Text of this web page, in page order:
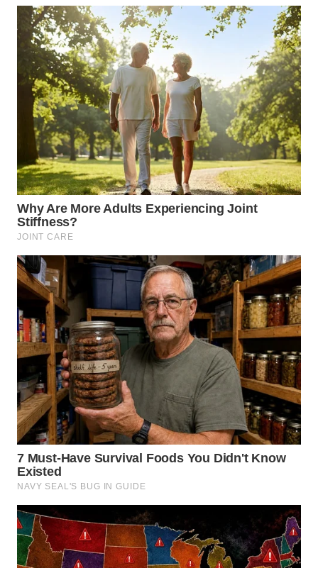
TAPANULI
SELATAN
WN
TANJUNG
LESUNG
WN
KARO
WN
SIMALUNGUN
WN
LABUHANBATU
WN
TAPANULI
TENGAH
WN DELI
SERDANG
WN
TEBING
TINGGI
WN
WN
KARAWANG